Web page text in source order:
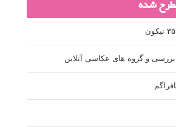
شده
بررسی و گروه های عکاسی آنلاین